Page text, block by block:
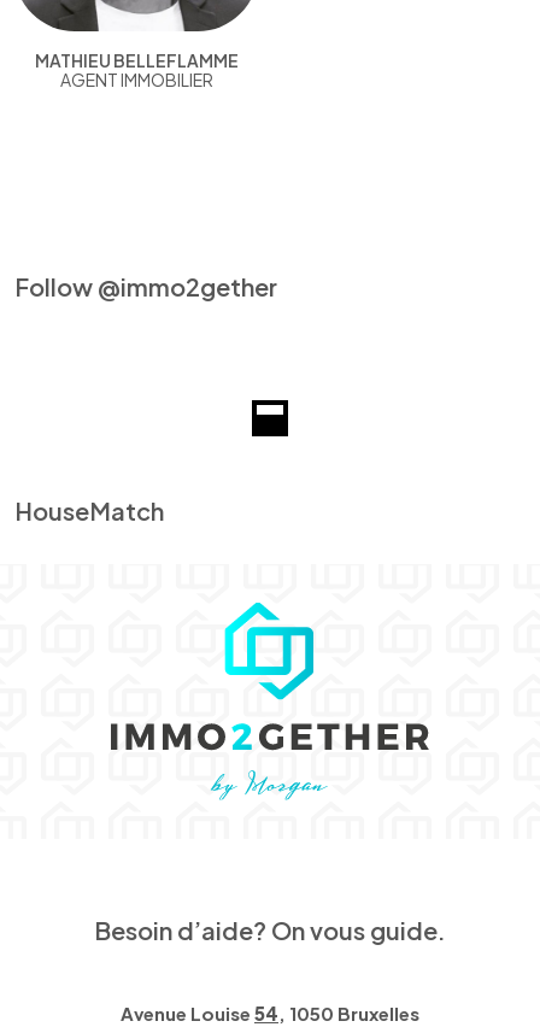
MATHIEU BELLEFLAMME
AGENT IMMOBILIER
Follow @immo2gether
HouseMatch
Besoin d’aide? On vous guide.
Avenue Louise 54, 1050 Bruxelles